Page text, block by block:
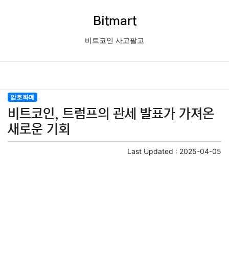
Bitmart
비트코인 사고팔고
암호화폐
비트코인, 트럼프의 관세 발표가 가져온
새로운 기회
Last Updated : 2025-04-05